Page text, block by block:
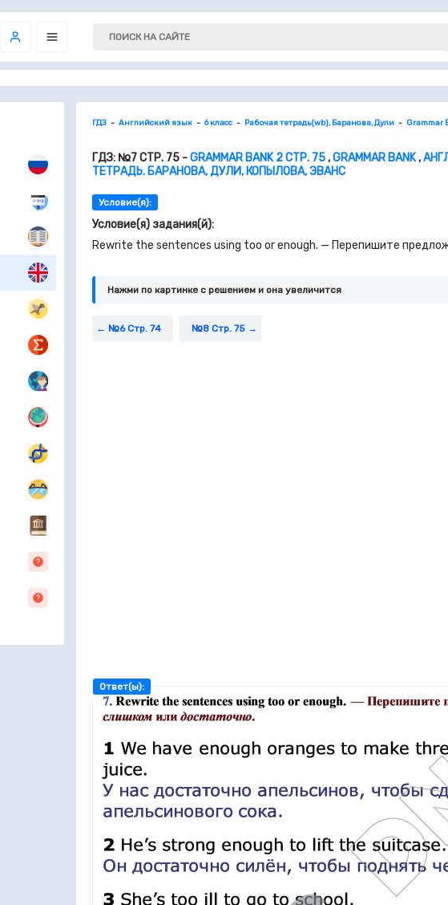
ГДЗ Английский язык 6 класс Рабочая тетрадь(wb), Баранова, Дули Grammar
ГДЗ: №7 СТР. 75 -GRAMMAR BANK 2 СТР. 75,GRAMMAR BANK,
ТЕТРАДЬ. БАРАНОВА, ДУЛИ, КОПЫЛОВА, ЭВАНС
Условие(я):
Условие(я) задания(й):
Rewrite the sentences using too or enough. — Перепишите
Нажми по картинке c решением и она увеличится
№6 Стр. 74 №8 Стр. 75
Ответ(ы):